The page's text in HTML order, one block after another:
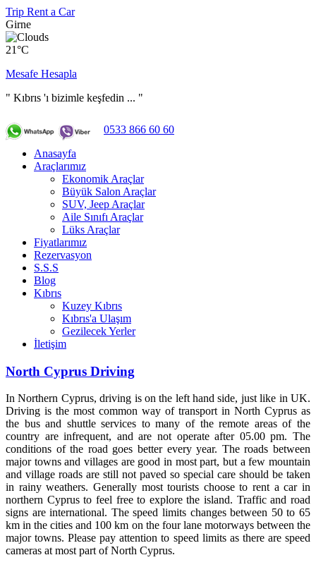
Trip Rent a Car
Girne
21°C
Mesafe Hesapla
" Kıbrıs 'ı bizimle keşfedin ... "
0533 866 60 60
Anasayfa
Araçlarımız
Ekonomik Araçlar
Büyük Salon Araçlar
SUV, Jeep Araçlar
Aile Sınıfı Araçlar
Lüks Araçlar
Fiyatlarımız
Rezervasyon
S.S.S
Blog
Kıbrıs
Kuzey Kıbrıs
Kıbrıs'a Ulaşım
Gezilecek Yerler
İletişim
North Cyprus Driving
In Northern Cyprus, driving is on the left hand side, just like in UK.
Driving is the most common way of transport in North Cyprus as
the bus and shuttle services to many of the remote areas of the
country are infrequent, and are not operate after 05.00 pm. The
conditions of the road goes better every year. The roads between
major towns and villages are good in most part, but a few mountain
and village roads are still not paved so special care should be taken
in rainy weathers. Generally most tourists choose to rent a car in
northern Cyprus to feel free to explore the island. Traffic and road
signs are international. The speed limits changes between 50 to 65
km in the cities and 100 km on the four lane motorways between the
major towns. Please pay attention to speed limits as there are speed
cameras at most part of North Cyprus.